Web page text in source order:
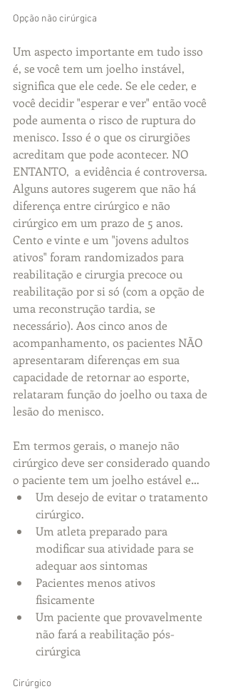
Opção não cirúrgica
Um aspecto importante em tudo isso
é, se você tem um joelho instável,
significa que ele cede. Se ele ceder, e
você decidir "esperar e ver" então você
pode aumenta o risco de ruptura do
menisco. Isso é o que os cirurgiões
acreditam que pode acontecer. NO
ENTANTO,  a evidência é controversa.
Alguns autores sugerem que não há
diferença entre cirúrgico e não
cirúrgico em um prazo de 5 anos.
Cento e vinte e um "jovens adultos
ativos" foram randomizados para
reabilitação e cirurgia precoce ou
reabilitação por si só (com a opção de
uma reconstrução tardia, se
necessário). Aos cinco anos de
acompanhamento, os pacientes NÃO
apresentaram diferenças em sua
capacidade de retornar ao esporte,
relataram função do joelho ou taxa de
lesão do menisco.
Em termos gerais, o manejo não
cirúrgico deve ser considerado quando
o paciente tem um joelho estável e…
Um desejo de evitar o tratamento
cirúrgico.
Um atleta preparado para
modificar sua atividade para se
adequar aos sintomas
Pacientes menos ativos
fisicamente
Um paciente que provavelmente
não fará a reabilitação pós-
cirúrgica
Cirúrgico